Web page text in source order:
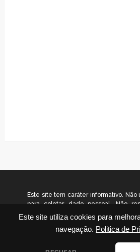
Este site utiliza cookies para
navegação. Politica de
Este site tem caráter informativo. Não
para coletar dado pessoal. Não
temos relação com nenhuma
no conteúdo deste
www.gradualinvestimentos.com.br